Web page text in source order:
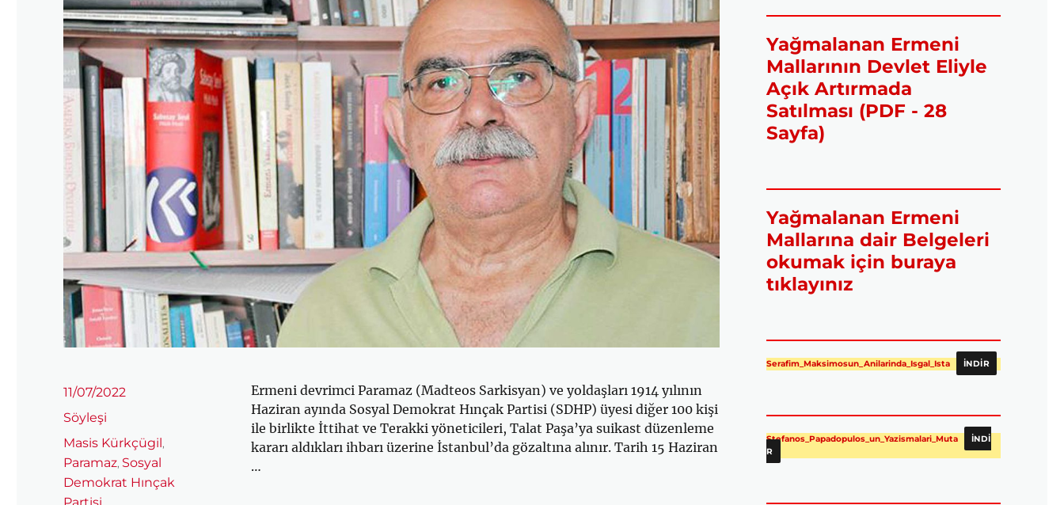
Ermeni devrimci Paramaz (Madteos Sarkisyan) ve yoldaşları 1914 yılının
Haziran ayında Sosyal Demokrat Hınçak Partisi (SDHP) üyesi diğer 100 kişi
ile birlikte İttihat ve Terakki yöneticileri, Talat Paşa’ya suikast düzenleme
kararı aldıkları ihbarı üzerine İstanbul’da gözaltına alınır. Tarih 15 Haziran
…
Yayın
11/07/2022
Kategoriler
Söyleşi
Etiketler
Masis Kürkçügil,
Paramaz, Sosyal
Demokrat Hınçak
Yağmalanan Ermeni
Mallarının Devlet Eliyle
Açık Artırmada
Satılması (PDF - 28
Sayfa)
Yağmalanan Ermeni
Mallarına dair Belgeleri
okumak için buraya
tıklayınız
Serafim_Maksimosun_Anilarinda_Isgal_Ista İNDIR
Stefanos_Papadopulos_un_Yazismalari_Muta
İNDI
R